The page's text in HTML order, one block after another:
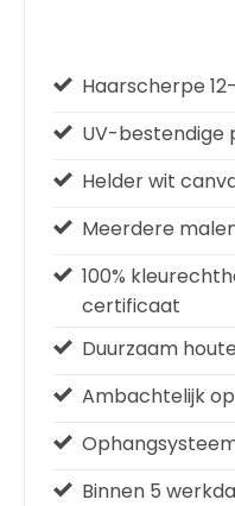
Haarscherpe
UV-bestendige
Helder wit
Meerdere
100%
certificaat
Duurzaam
Ambachtelijk
Binnen 5